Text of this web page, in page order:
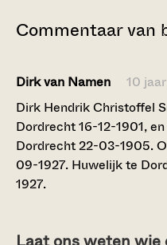
Commentaar van
Dirk van Namen
10
Dirk Hendrik Christoffel
Dordrecht 16-12-1901,
Dordrecht 22-03-1905.
09-1927. Huwelijk te
1927.